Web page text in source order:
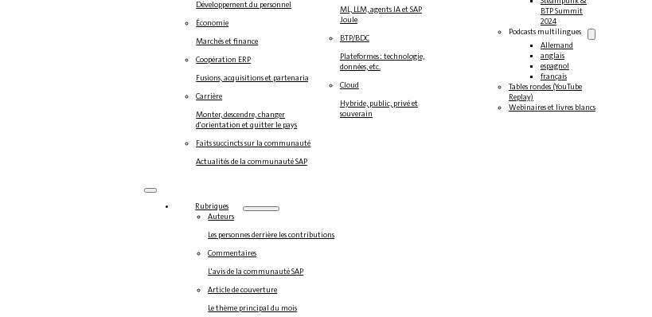
Développement du personnel
Économie
Marchés et finance
Coopération ERP
Fusions, acquisitions et partenariats
Carrière
Monter, descendre, changer
d'orientation et quitter le pays
Faits succincts sur la communauté
Actualités de la communauté SAP
ML, LLM, agents IA et SAP
Joule
BTP/BDC
Plateformes : technologie,
données, etc.
Cloud
Hybride, public, privé et
souverain
BTP Summit
2024
Podcasts multilingues
Allemand
anglais
espagnol
français
Tables rondes (YouTube
Replay)
Webinaires et livres blancs
Rubriques
Auteurs
Les personnes derrière les contributions
Commentaires
L'avis de la communauté SAP
Article de couverture
Le thème principal du mois